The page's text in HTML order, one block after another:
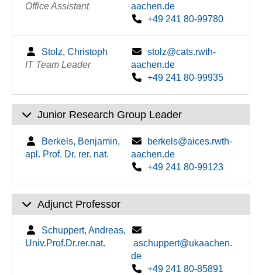
Office Assistant
aachen.de
+49 241 80-99780
Stolz, Christoph
IT Team Leader
stolz@cats.rwth-
aachen.de
+49 241 80-99935
Junior Research Group Leader
Berkels, Benjamin,
apl. Prof. Dr. rer. nat.
berkels@aices.rwth-
aachen.de
+49 241 80-99123
Adjunct Professor
Schuppert, Andreas,
Univ.Prof.Dr.rer.nat.
aschuppert@ukaachen.
de
+49 241 80-85891